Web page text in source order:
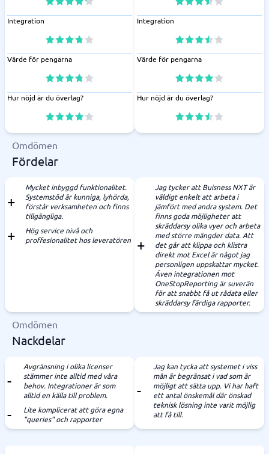
Integration
Värde för pengarna
Hur nöjd är du överlag?
Integration
Värde för pengarna
Hur nöjd är du överlag?
Omdömen
Fördelar
Mycket inbyggd funktionalitet.
Systemstöd är kunniga, lyhörda,
förstår verksamheten och finns
tillgängliga.
Hög service nivå och
proffesionalitet hos leveratören
Jag tycker att Buisness NXT är
väldigt enkelt att arbeta i
jämfört med andra system. Det
finns goda möjligheter att
skräddarsy olika vyer och arbeta
med större mängder data. Att
det går att klippa och klistra
direkt mot Excel är något jag
personligen uppskattar mycket.
Även integrationen mot
OneStopReporting är suverän
för att snabbt få ut rådata eller
skräddarsy färdiga rapporter.
Omdömen
Nackdelar
Avgränsning i olika licenser
stämmer inte alltid med våra
behov. Integrationer är som
alltid en källa till problem.
Lite komplicerat att göra egna
"queries" och rapporter
Jag kan tycka att systemet i viss
mån är begränsat i vad som är
möjligt att sätta upp. Vi har haft
ett antal önskemål där önskad
teknisk lösning inte varit möjlig
att få till.